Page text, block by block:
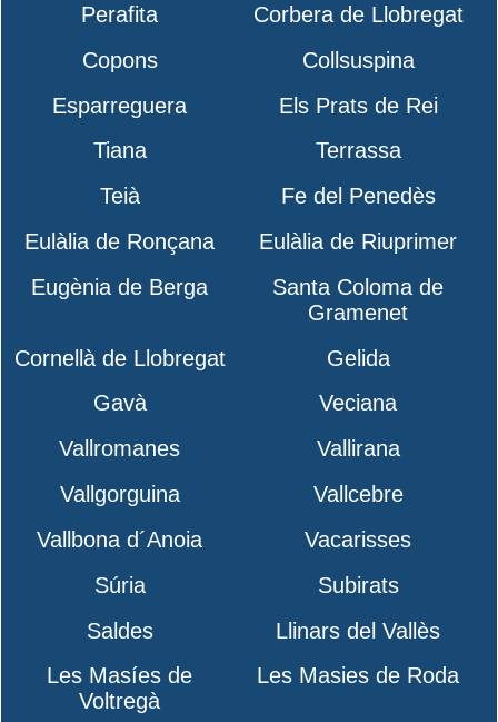
Perafita
Corbera de Llobregat
Copons
Collsuspina
Esparreguera
Els Prats de Rei
Tiana
Terrassa
Teià
Fe del Penedès
Eulàlia de Ronçana
Eulàlia de Riuprimer
Eugènia de Berga
Santa Coloma de
Gramenet
Cornellà de Llobregat
Gelida
Gavà
Veciana
Vallromanes
Vallirana
Vallgorguina
Vallcebre
Vallbona d´Anoia
Vacarisses
Súria
Subirats
Saldes
Llinars del Vallès
Les Masíes de
Voltregà
Les Masies de Roda